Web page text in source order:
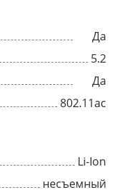
Да
5.2
Да
802.11ac
Li-Ion
несъемный